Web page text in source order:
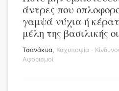
άντρες που
γαμψά νύχια ή
μέλη της βασιλικής
Τσανάκυα, Καχυποψία ·
Αφορισμοί